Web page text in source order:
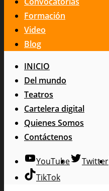
Formación
Video
Blog
INICIO
Del mundo
Teatros
Cartelera digital
Quienes Somos
Contáctenos
YouTube Twitter
TikTok